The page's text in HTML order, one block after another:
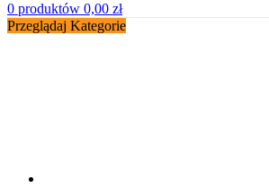
0 produktów 0,00 zł
Przeglądaj Kategorie